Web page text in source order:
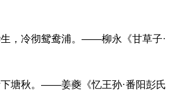
，冷彻鸳鸯浦。——柳永《甘草子·
塘秋。——姜夔《忆王孙·番阳彭氏